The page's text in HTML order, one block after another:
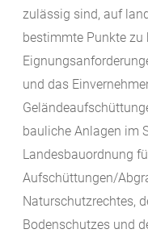
zulässig sind, auf
bestimmte Punkte
und das
bauliche Anlagen im
Landesbauordnung
Aufschüttungen/
Naturschutzrechtes,
Bodenschutzes und